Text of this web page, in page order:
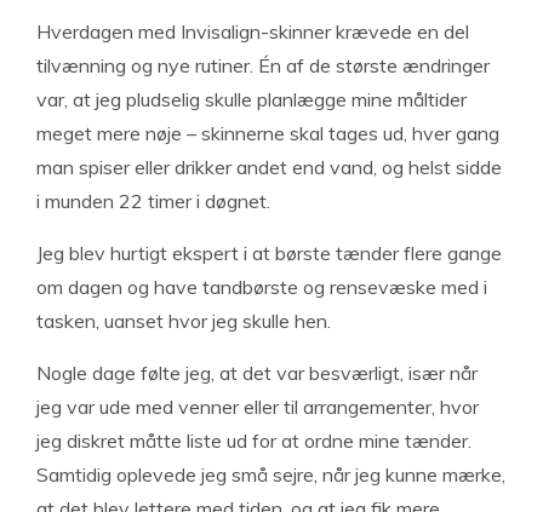
Hverdagen med Invisalign-skinner krævede en del
tilvænning og nye rutiner. Én af de største ændringer
var, at jeg pludselig skulle planlægge mine måltider
meget mere nøje – skinnerne skal tages ud, hver gang
man spiser eller drikker andet end vand, og helst sidde
i munden 22 timer i døgnet.
Jeg blev hurtigt ekspert i at børste tænder flere gange
om dagen og have tandbørste og rensevæske med i
tasken, uanset hvor jeg skulle hen.
Nogle dage følte jeg, at det var besværligt, især når
jeg var ude med venner eller til arrangementer, hvor
jeg diskret måtte liste ud for at ordne mine tænder.
Samtidig oplevede jeg små sejre, når jeg kunne mærke,